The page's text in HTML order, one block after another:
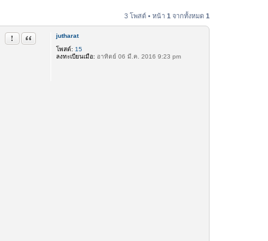
3 โพสต์ • หน้า 1 จากทั้งหมด 1
jutharat
โพสต์: 15
ลงทะเบียนเมื่อ: อาทิตย์ 06 มี.ค. 2016 9:23 pm
รายงานในข้อความ
อ้างคำพูด